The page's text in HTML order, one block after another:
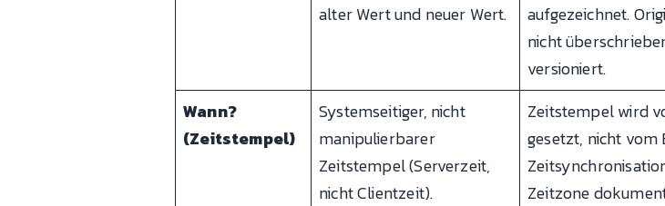
alter Wert und neuer Wert.
aufgezeichnet.
nicht
versioniert.
Wann?
(Zeitstempel)
Systemseitiger, nicht
manipulierbarer
Zeitstempel (Serverzeit,
nicht Clientzeit).
Zeitstempel wird
gesetzt, nicht vom
Zeitzone